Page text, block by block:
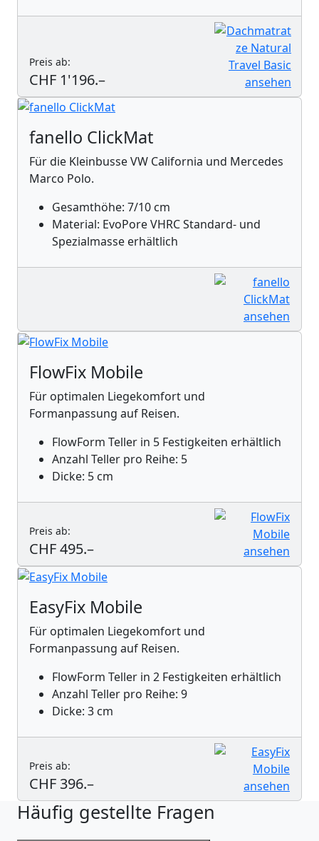
Preis ab:
CHF 1'196.–
fanello ClickMat
Für die Kleinbusse VW California und Mercedes
Marco Polo.
Gesamthöhe: 7/10 cm
Material: EvoPore VHRC Standard- und
Spezialmasse erhältlich
FlowFix Mobile
Für optimalen Liegekomfort und
Formanpassung auf Reisen.
FlowForm Teller in 5 Festigkeiten erhältlich
Anzahl Teller pro Reihe: 5
Dicke: 5 cm
Preis ab:
CHF 495.–
EasyFix Mobile
Für optimalen Liegekomfort und
Formanpassung auf Reisen.
FlowForm Teller in 2 Festigkeiten erhältlich
Anzahl Teller pro Reihe: 9
Dicke: 3 cm
Preis ab:
CHF 396.–
Häufig gestellte Fragen